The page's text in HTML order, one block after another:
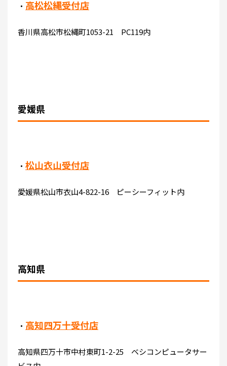
・ 高松松縄受付店
香川県高松市松縄町1053-21 PC119内
愛媛県
・ 松山衣山受付店
愛媛県松山市衣山4-822-16 ピーシーフィット内
高知県
・ 高知四万十受付店
高知県四万十市中村東町1-2-25 ベシコンピュータサー